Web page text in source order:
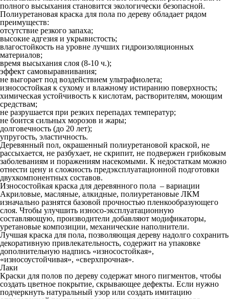
полного высыхания становится экологически безопасной.
Полиуретановая краска для пола по дереву обладает рядом
преимуществ:
отсутствие резкого запаха;
высокие адгезия и укрывистость;
влагостойкость на уровне лучших гидроизоляционных
материалов;
время высыхания слоя (8-10 ч.);
эффект самовыравнивания;
не выгорает под воздействием ультрафиолета;
износостойкая к сухому и влажному истиранию поверхность;
химическая устойчивость к кислотам, растворителям, моющим
средствам;
не разрушается при резких перепадах температур;
не боится сильных морозов и жары;
долговечность (до 20 лет);
упругость, эластичность.
Деревянный пол, окрашенный полиуретановой краской, не
рассыхается, не разбухает, не скрипит, не подвержен грибковым
заболеваниям и поражениям насекомыми. К недостаткам можно
отнести цену и сложность предэксплуатационной подготовки
двухкомпонентных составов.
Износостойкая краска для деревянного пола – вариации
Акриловые, масляные, алкидные, полиуретановые ЛКМ
изначально разнятся базовой прочностью пленкообразующего
слоя. Чтобы улучшить износо-эксплуатационную
составляющую, производители добавляют модификаторы,
уретановые композиции, механические наполнители.
Лучшая краска для пола, позволяющая дереву надолго сохранить
декоративную привлекательность, содержит на упаковке
дополнительную надпись «износостойкая»,
«износоустойчивая», «сверхпрочная».
Лаки
Краски для полов по дереву содержат много пигментов, чтобы
создать цветное покрытие, скрывающее дефекты. Если нужно
подчеркнуть натуральный узор или создать имитацию